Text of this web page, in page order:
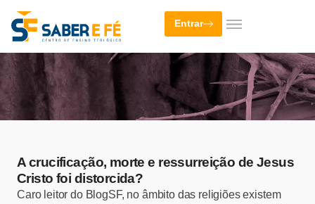
Entrar
A crucificação, morte e ressurreição de Jesus
Cristo foi distorcida?
Caro leitor do BlogSF, no âmbito das religiões existem